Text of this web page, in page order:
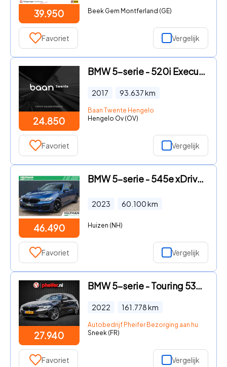
39.950 Beek Gem Montferland (GE)
Favoriet Vergelijk
24.850
BMW 5-serie - 520i Executive Sportline Automaat
2017 93.637km
Baan Twente Hengelo
Hengelo Ov (OV)
Favoriet Vergelijk
46.490
BMW 5-serie - 545e xDrive M-SPORT LASER HARMAN KARDON CARPLAY CAMERA
2023 60.100km
Huizen (NH)
Favoriet Vergelijk
27.940
BMW 5-serie - Touring 530e Business Edition Plus Trekhaak/ Nappa Lederen i
2022 161.778km
Autobedrijf Pheifer Bezorging aan huis in heel
Sneek (FR)
Favoriet Vergelijk